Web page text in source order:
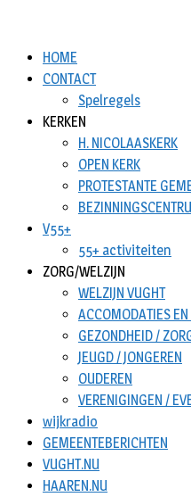
HOME
CONTACT
Spelregels
KERKEN
H. NICOLAASKERK
OPEN KERK
PROTESTANTE
V55+
55+ activiteiten
ZORG/WELZIJN
WELZIJN VUGHT
ACCOMODATIES
GEZONDHEID /
JEUGD / JONGEREN
OUDEREN
VERENIGINGEN /
wijkradio
GEMEENTEBERICHTEN
VUGHT.NU
HAAREN.NU